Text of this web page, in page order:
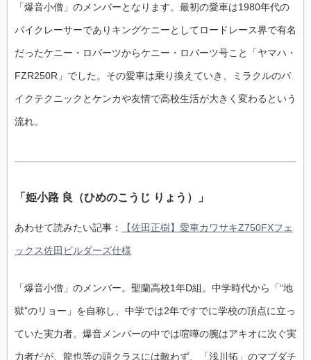
「爆音小僧」のメンバーとなります。最初の愛車は1980年代の
バイクレーサーでありキングケニーとしてロードレース界で有名
だったケニー・ロバーツからケニー・ロバーツ号こと「ヤマハ・
FZR250R」でした。その愛車は乗り換えていき、ミラクルのバ
イクテクニックとケンカや友情で高校生活が大きく変わるという
流れ。
「姫小路 良（ひめのこうじ りょう）」
あわせて読みたい記事： 【佐田正樹】愛車カワサキZ750FXフェ
ックス佐田ビルダーズ仕様
「爆音小僧」のメンバー。聖蘭高校1年D組。中学時代から「“地
獄”のリョー」を自称し、中学では2年ですでに学校の頂点に立っ
ていた実力者。爆音メンバーの中では喧嘩の腕はアキオに次ぐ実
力者だが、龍也等の頭クラスには敵わず、「浅川拓」のマブダチ